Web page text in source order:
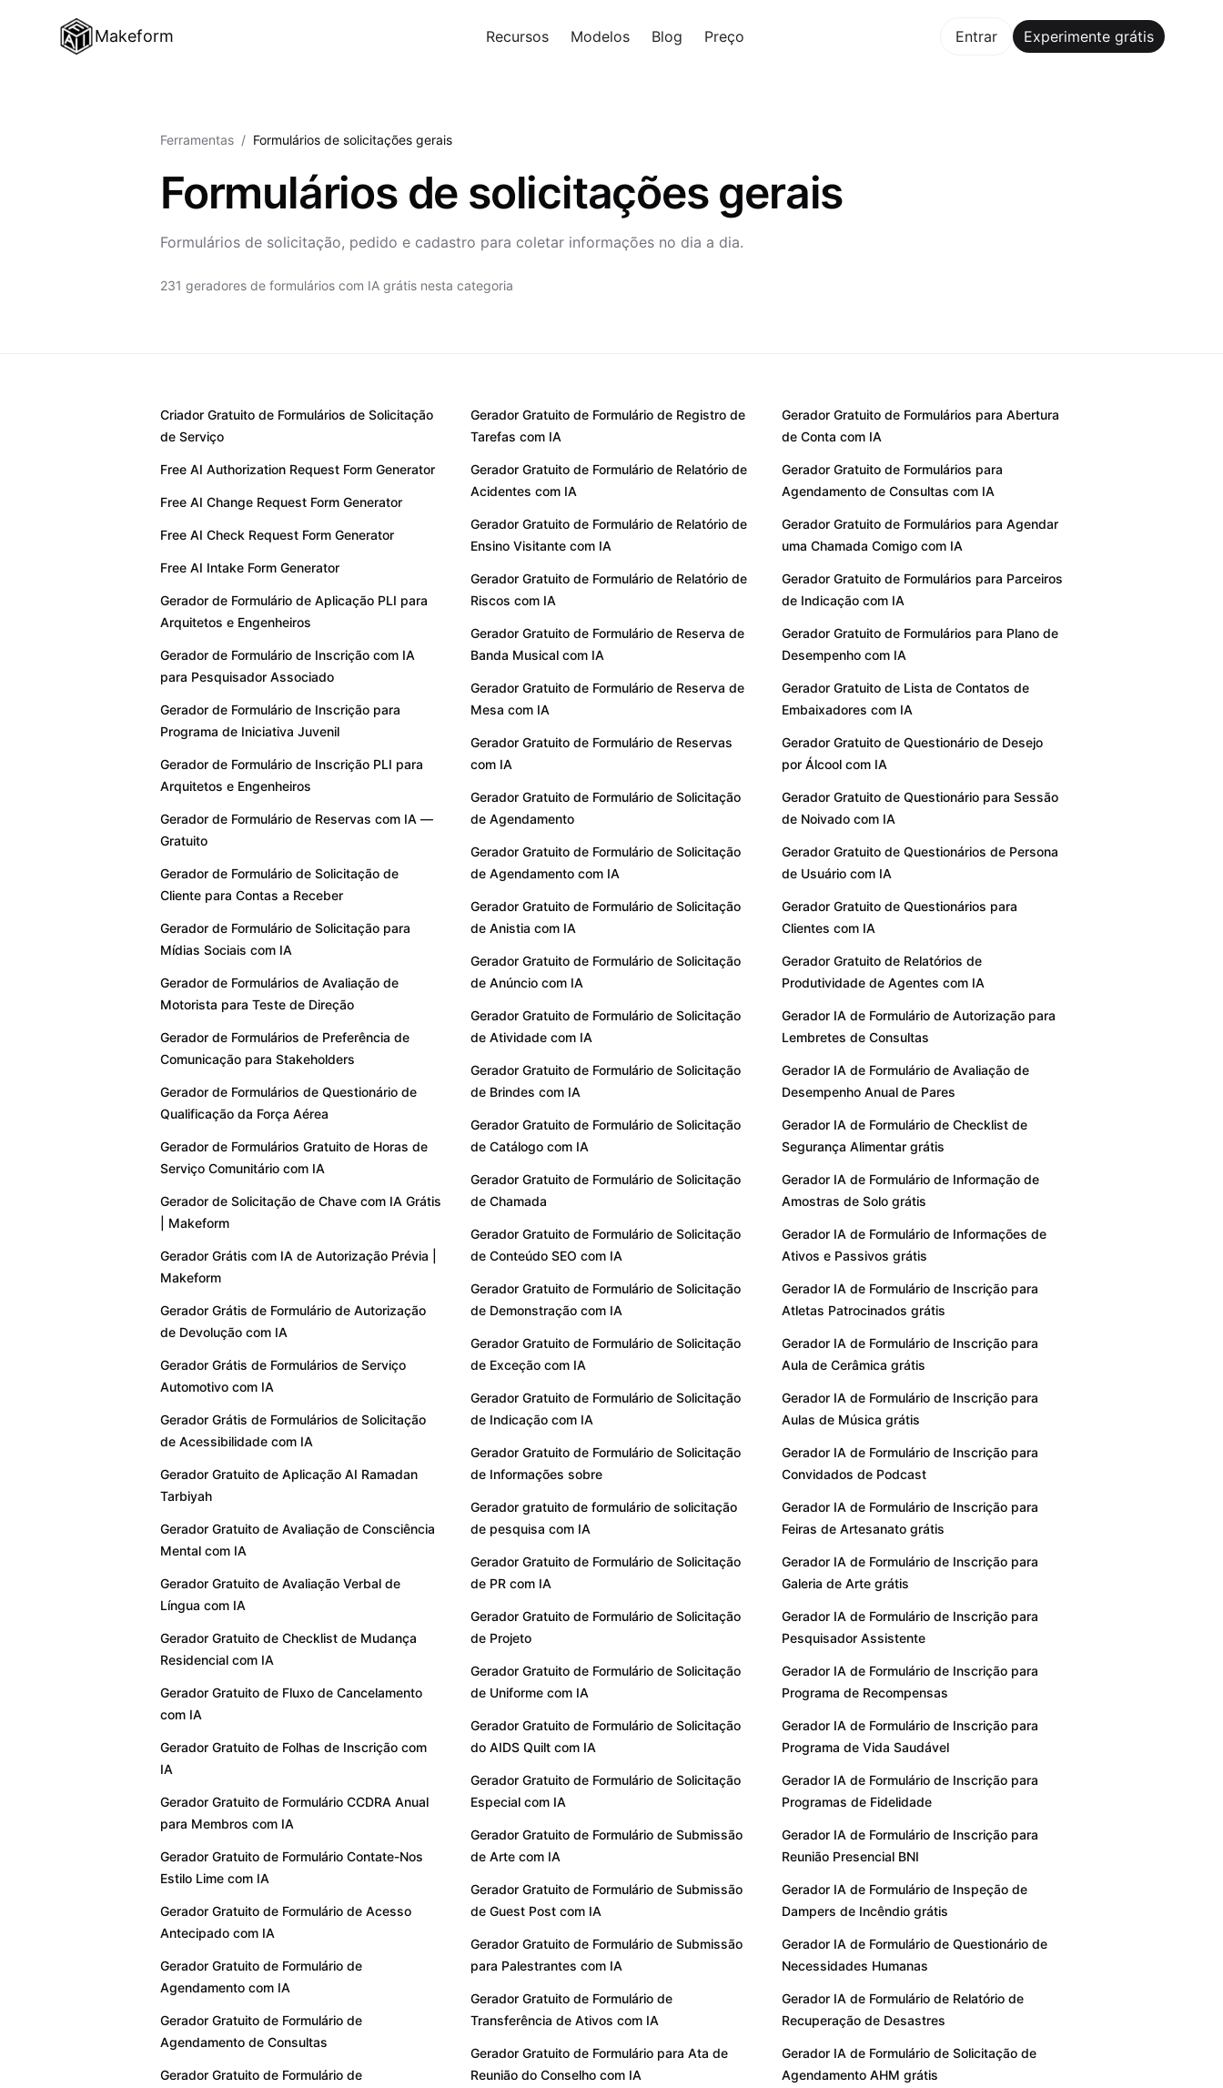
Makeform Recursos Modelos Blog Preço Entrar Experimente grátis
Ferramentas / Formulários de solicitações gerais
Formulários de solicitações gerais
Formulários de solicitação, pedido e cadastro para coletar informações no dia a dia.
231 geradores de formulários com IA grátis nesta categoria
Criador Gratuito de Formulários de Solicitação
de Serviço
Free AI Authorization Request Form Generator
Free AI Change Request Form Generator
Free AI Check Request Form Generator
Free AI Intake Form Generator
Gerador de Formulário de Aplicação PLI para
Arquitetos e Engenheiros
Gerador de Formulário de Inscrição com IA
para Pesquisador Associado
Gerador de Formulário de Inscrição para
Programa de Iniciativa Juvenil
Gerador de Formulário de Inscrição PLI para
Arquitetos e Engenheiros
Gerador de Formulário de Reservas com IA —
Gratuito
Gerador de Formulário de Solicitação de
Cliente para Contas a Receber
Gerador de Formulário de Solicitação para
Mídias Sociais com IA
Gerador de Formulários de Avaliação de
Motorista para Teste de Direção
Gerador de Formulários de Preferência de
Comunicação para Stakeholders
Gerador de Formulários de Questionário de
Qualificação da Força Aérea
Gerador de Formulários Gratuito de Horas de
Serviço Comunitário com IA
Gerador de Solicitação de Chave com IA Grátis
| Makeform
Gerador Grátis com IA de Autorização Prévia |
Makeform
Gerador Grátis de Formulário de Autorização
de Devolução com IA
Gerador Grátis de Formulários de Serviço
Automotivo com IA
Gerador Grátis de Formulários de Solicitação
de Acessibilidade com IA
Gerador Gratuito de Aplicação AI Ramadan
Tarbiyah
Gerador Gratuito de Avaliação de Consciência
Mental com IA
Gerador Gratuito de Avaliação Verbal de
Língua com IA
Gerador Gratuito de Checklist de Mudança
Residencial com IA
Gerador Gratuito de Fluxo de Cancelamento
com IA
Gerador Gratuito de Folhas de Inscrição com
IA
Gerador Gratuito de Formulário CCDRA Anual
para Membros com IA
Gerador Gratuito de Formulário Contate-Nos
Estilo Lime com IA
Gerador Gratuito de Formulário de Acesso
Antecipado com IA
Gerador Gratuito de Formulário de
Agendamento com IA
Gerador Gratuito de Formulário de
Agendamento de Consultas
Gerador Gratuito de Formulário de
Gerador Gratuito de Formulário de Registro de
Tarefas com IA
Gerador Gratuito de Formulário de Relatório de
Acidentes com IA
Gerador Gratuito de Formulário de Relatório de
Ensino Visitante com IA
Gerador Gratuito de Formulário de Relatório de
Riscos com IA
Gerador Gratuito de Formulário de Reserva de
Banda Musical com IA
Gerador Gratuito de Formulário de Reserva de
Mesa com IA
Gerador Gratuito de Formulário de Reservas
com IA
Gerador Gratuito de Formulário de Solicitação
de Agendamento
Gerador Gratuito de Formulário de Solicitação
de Agendamento com IA
Gerador Gratuito de Formulário de Solicitação
de Anistia com IA
Gerador Gratuito de Formulário de Solicitação
de Anúncio com IA
Gerador Gratuito de Formulário de Solicitação
de Atividade com IA
Gerador Gratuito de Formulário de Solicitação
de Brindes com IA
Gerador Gratuito de Formulário de Solicitação
de Catálogo com IA
Gerador Gratuito de Formulário de Solicitação
de Chamada
Gerador Gratuito de Formulário de Solicitação
de Conteúdo SEO com IA
Gerador Gratuito de Formulário de Solicitação
de Demonstração com IA
Gerador Gratuito de Formulário de Solicitação
de Exceção com IA
Gerador Gratuito de Formulário de Solicitação
de Indicação com IA
Gerador Gratuito de Formulário de Solicitação
de Informações sobre
Gerador gratuito de formulário de solicitação
de pesquisa com IA
Gerador Gratuito de Formulário de Solicitação
de PR com IA
Gerador Gratuito de Formulário de Solicitação
de Projeto
Gerador Gratuito de Formulário de Solicitação
de Uniforme com IA
Gerador Gratuito de Formulário de Solicitação
do AIDS Quilt com IA
Gerador Gratuito de Formulário de Solicitação
Especial com IA
Gerador Gratuito de Formulário de Submissão
de Arte com IA
Gerador Gratuito de Formulário de Submissão
de Guest Post com IA
Gerador Gratuito de Formulário de Submissão
para Palestrantes com IA
Gerador Gratuito de Formulário de
Transferência de Ativos com IA
Gerador Gratuito de Formulário para Ata de
Reunião do Conselho com IA
Gerador Gratuito de Formulários para Abertura
de Conta com IA
Gerador Gratuito de Formulários para
Agendamento de Consultas com IA
Gerador Gratuito de Formulários para Agendar
uma Chamada Comigo com IA
Gerador Gratuito de Formulários para Parceiros
de Indicação com IA
Gerador Gratuito de Formulários para Plano de
Desempenho com IA
Gerador Gratuito de Lista de Contatos de
Embaixadores com IA
Gerador Gratuito de Questionário de Desejo
por Álcool com IA
Gerador Gratuito de Questionário para Sessão
de Noivado com IA
Gerador Gratuito de Questionários de Persona
de Usuário com IA
Gerador Gratuito de Questionários para
Clientes com IA
Gerador Gratuito de Relatórios de
Produtividade de Agentes com IA
Gerador IA de Formulário de Autorização para
Lembretes de Consultas
Gerador IA de Formulário de Avaliação de
Desempenho Anual de Pares
Gerador IA de Formulário de Checklist de
Segurança Alimentar grátis
Gerador IA de Formulário de Informação de
Amostras de Solo grátis
Gerador IA de Formulário de Informações de
Ativos e Passivos grátis
Gerador IA de Formulário de Inscrição para
Atletas Patrocinados grátis
Gerador IA de Formulário de Inscrição para
Aula de Cerâmica grátis
Gerador IA de Formulário de Inscrição para
Aulas de Música grátis
Gerador IA de Formulário de Inscrição para
Convidados de Podcast
Gerador IA de Formulário de Inscrição para
Feiras de Artesanato grátis
Gerador IA de Formulário de Inscrição para
Galeria de Arte grátis
Gerador IA de Formulário de Inscrição para
Pesquisador Assistente
Gerador IA de Formulário de Inscrição para
Programa de Recompensas
Gerador IA de Formulário de Inscrição para
Programa de Vida Saudável
Gerador IA de Formulário de Inscrição para
Programas de Fidelidade
Gerador IA de Formulário de Inscrição para
Reunião Presencial BNI
Gerador IA de Formulário de Inspeção de
Dampers de Incêndio grátis
Gerador IA de Formulário de Questionário de
Necessidades Humanas
Gerador IA de Formulário de Relatório de
Recuperação de Desastres
Gerador IA de Formulário de Solicitação de
Agendamento AHM grátis